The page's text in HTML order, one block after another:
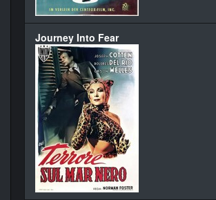
Journey Into Fear